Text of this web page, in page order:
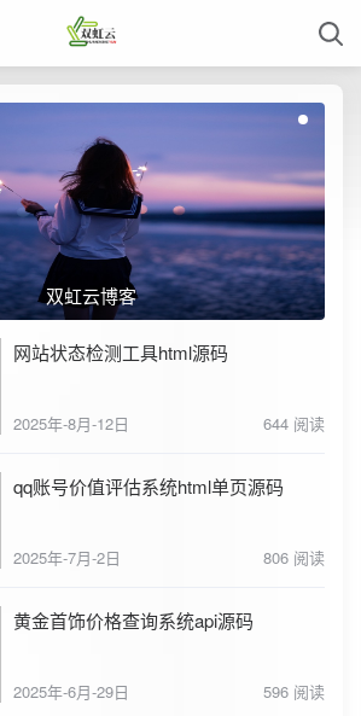
双虹云博客
网站状态检测工具html源码
2025年-8月-12日 644 阅读
qq账号价值评估系统html单页源码
2025年-7月-2日 806 阅读
黄金首饰价格查询系统api源码
2025年-6月-29日 596 阅读